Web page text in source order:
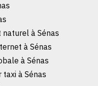
à Sénas
à Sénas
à Sénas
à Sénas